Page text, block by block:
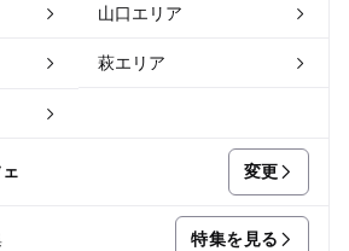
山口エリア
萩エリア
変更
特集を見る